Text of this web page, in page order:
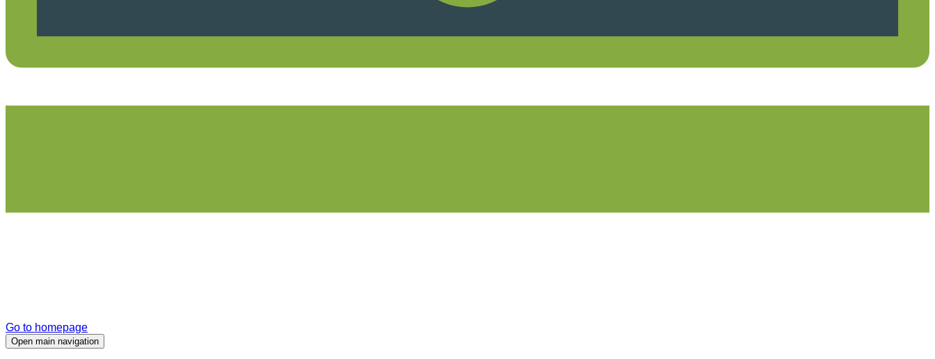
Go to homepage
Open main navigation